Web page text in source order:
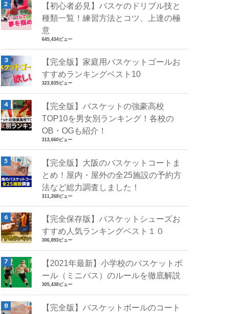
【初心者必見】バスケのドリブル技と
種類一覧！練習方法とコツ、上達の極
意
645,434ビュー
【完全版】家庭用バスケットゴールお
すすめランキングベスト10
323,835ビュー
【完全版】バスケットの強豪高校
TOP10を男女別ランキング！各校の
OB・OGも紹介！
313,660ビュー
【完全版】大阪のバスケットコートま
とめ！屋内・屋外の全25施設の予約方
法など総力調査しました！
311,268ビュー
【完全保存版】バスケットシューズお
すすめ人気ランキングベスト１０
306,893ビュー
【2021年最新】小学校のバスケットボ
ール（ミニバス）のルールを徹底解説
305,438ビュー
【完全版】バスケットボールのコート